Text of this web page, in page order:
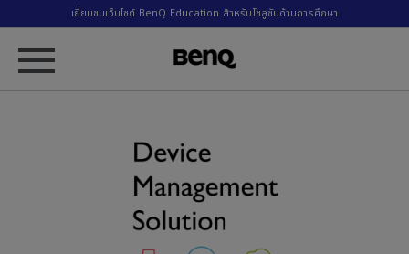
เยี่ยมชมเว็บไซต์ BenQ Education สำหรับโซลูชันด้านการศึกษา